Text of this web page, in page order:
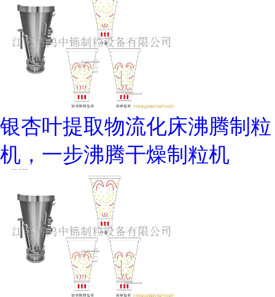
银杏叶提取物流化床沸腾制粒
机，一步沸腾干燥制粒机